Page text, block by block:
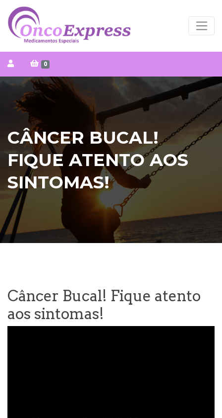
0
CÂNCER BUCAL!
FIQUE ATENTO AOS
SINTOMAS!
Câncer Bucal! Fique atento
aos sintomas!